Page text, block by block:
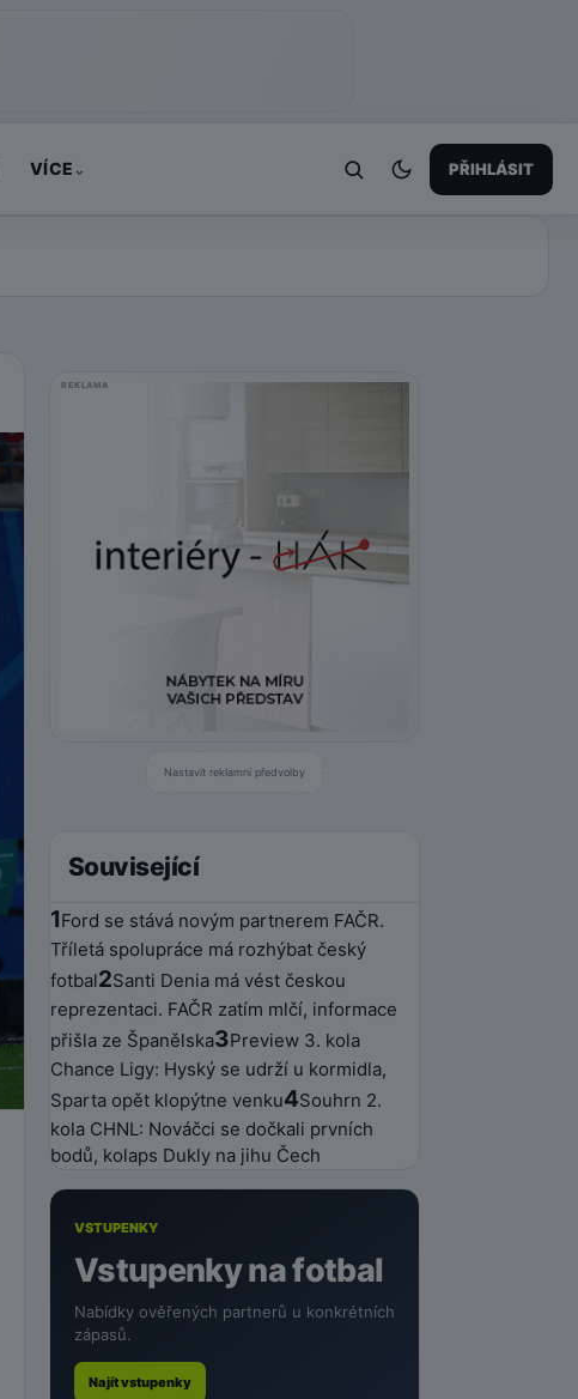
VÍCE ⌄ PŘIHLÁSIT
REKLAMA
Nastavit reklamní předvolby
Související
1Ford se stává novým partnerem FAČR.
Tříletá spolupráce má rozhýbat český
fotbal2Santi Denia má vést českou
reprezentaci. FAČR zatím mlčí, informace
přišla ze Španělska3Preview 3. kola
Chance Ligy: Hyský se udrží u kormidla,
Sparta opět klopýtne venku4Souhrn 2.
kola CHNL: Nováčci se dočkali prvních
bodů, kolaps Dukly na jihu Čech
VSTUPENKY
Vstupenky na fotbal
Nabídky ověřených partnerů u konkrétních
zápasů.
Najít vstupenky